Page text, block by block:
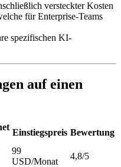
versteckter Kosten
für Enterprise-Teams
spezifischen KI-
auf einen
Einstiegspreis Bewertung
99
USD/Monat
4,8/5